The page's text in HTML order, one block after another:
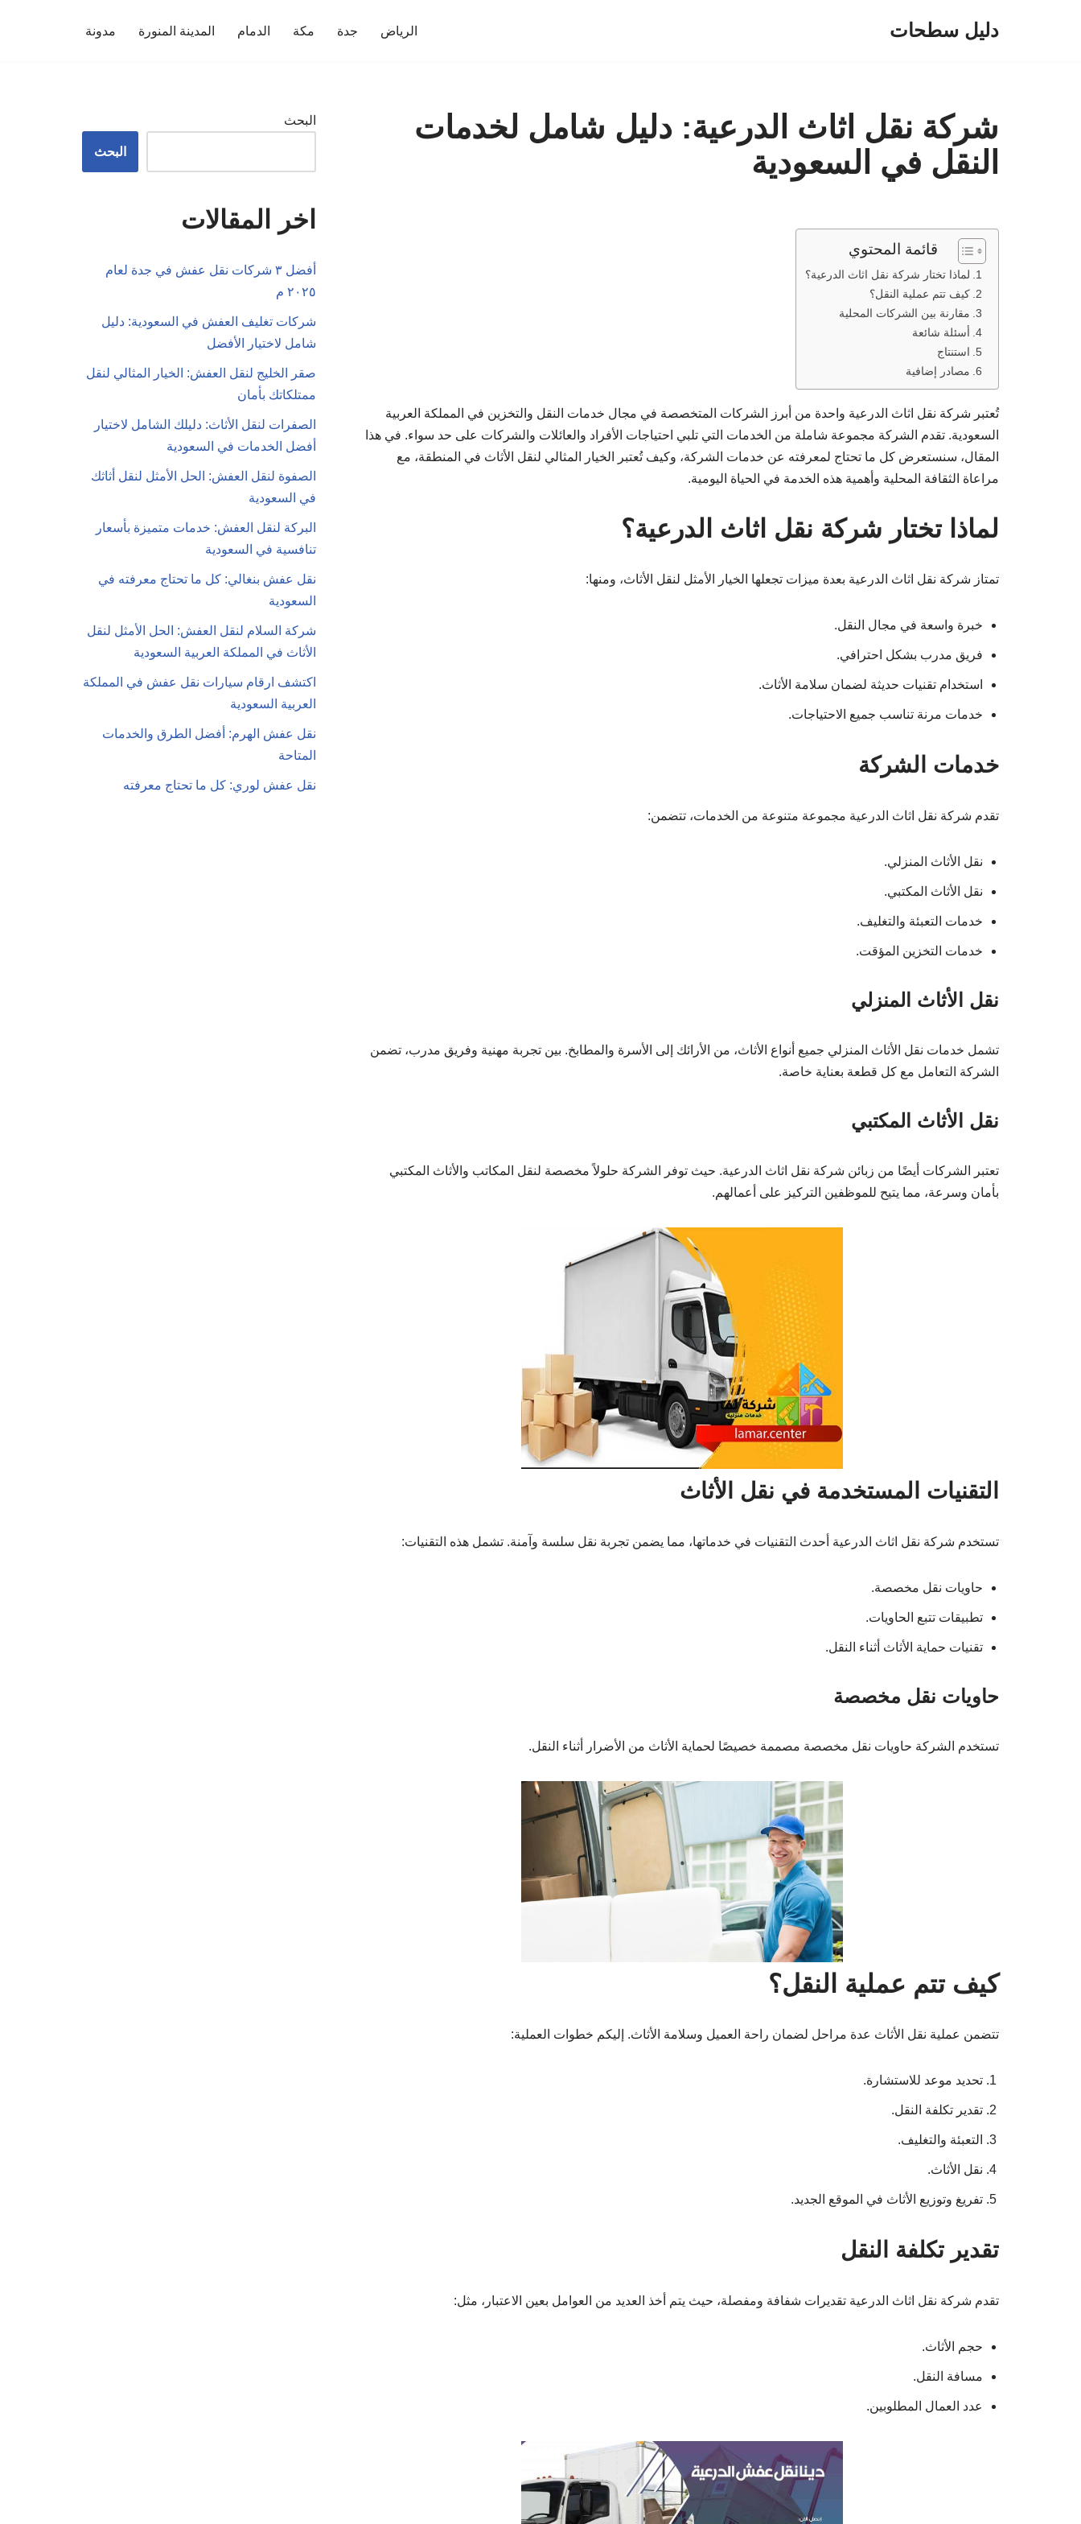
دليل سطحات الرياض جدة مكة الدمام المدينة المنورة مدونة
شركة نقل اثاث الدرعية: دليل شامل لخدمات
النقل في السعودية
قائمة المحتوي
لماذا تختار شركة نقل اثاث الدرعية؟
كيف تتم عملية النقل؟
مقارنة بين الشركات المحلية
أسئلة شائعة
استنتاج
مصادر إضافية
تُعتبر شركة نقل اثاث الدرعية واحدة من أبرز الشركات المتخصصة في مجال خدمات النقل والتخزين في المملكة العربية
السعودية. تقدم الشركة مجموعة شاملة من الخدمات التي تلبي احتياجات الأفراد والعائلات والشركات على حد سواء. في هذا
المقال، سنستعرض كل ما تحتاج لمعرفته عن خدمات الشركة، وكيف تُعتبر الخيار المثالي لنقل الأثاث في المنطقة، مع
مراعاة الثقافة المحلية وأهمية هذه الخدمة في الحياة اليومية.
لماذا تختار شركة نقل اثاث الدرعية؟
تمتاز شركة نقل اثاث الدرعية بعدة ميزات تجعلها الخيار الأمثل لنقل الأثاث، ومنها:
خبرة واسعة في مجال النقل.
فريق مدرب بشكل احترافي.
استخدام تقنيات حديثة لضمان سلامة الأثاث.
خدمات مرنة تناسب جميع الاحتياجات.
خدمات الشركة
تقدم شركة نقل اثاث الدرعية مجموعة متنوعة من الخدمات، تتضمن:
نقل الأثاث المنزلي.
نقل الأثاث المكتبي.
خدمات التعبئة والتغليف.
خدمات التخزين المؤقت.
نقل الأثاث المنزلي
تشمل خدمات نقل الأثاث المنزلي جميع أنواع الأثاث، من الأرائك إلى الأسرة والمطابخ. بين تجربة مهنية وفريق مدرب، تضمن
الشركة التعامل مع كل قطعة بعناية خاصة.
نقل الأثاث المكتبي
تعتبر الشركات أيضًا من زبائن شركة نقل اثاث الدرعية. حيث توفر الشركة حلولاً مخصصة لنقل المكاتب والأثاث المكتبي
بأمان وسرعة، مما يتيح للموظفين التركيز على أعمالهم.
التقنيات المستخدمة في نقل الأثاث
تستخدم شركة نقل اثاث الدرعية أحدث التقنيات في خدماتها، مما يضمن تجربة نقل سلسة وآمنة. تشمل هذه التقنيات:
حاويات نقل مخصصة.
تطبيقات تتبع الحاويات.
تقنيات حماية الأثاث أثناء النقل.
حاويات نقل مخصصة
تستخدم الشركة حاويات نقل مخصصة مصممة خصيصًا لحماية الأثاث من الأضرار أثناء النقل.
كيف تتم عملية النقل؟
تتضمن عملية نقل الأثاث عدة مراحل لضمان راحة العميل وسلامة الأثاث. إليكم خطوات العملية:
تحديد موعد للاستشارة.
تقدير تكلفة النقل.
التعبئة والتغليف.
نقل الأثاث.
تفريغ وتوزيع الأثاث في الموقع الجديد.
تقدير تكلفة النقل
تقدم شركة نقل اثاث الدرعية تقديرات شفافة ومفصلة، حيث يتم أخذ العديد من العوامل بعين الاعتبار، مثل:
حجم الأثاث.
مسافة النقل.
عدد العمال المطلوبين.
البحث
البحث
اخر المقالات
أفضل ٣ شركات نقل عفش في جدة لعام
٢٠٢٥ م
شركات تغليف العفش في السعودية: دليل
شامل لاختيار الأفضل
صقر الخليج لنقل العفش: الخيار المثالي لنقل
ممتلكاتك بأمان
الصفرات لنقل الأثاث: دليلك الشامل لاختيار
أفضل الخدمات في السعودية
الصفوة لنقل العفش: الحل الأمثل لنقل أثاثك
في السعودية
البركة لنقل العفش: خدمات متميزة بأسعار
تنافسية في السعودية
نقل عفش بنغالي: كل ما تحتاج معرفته في
السعودية
شركة السلام لنقل العفش: الحل الأمثل لنقل
الأثاث في المملكة العربية السعودية
اكتشف ارقام سيارات نقل عفش في المملكة
العربية السعودية
نقل عفش الهرم: أفضل الطرق والخدمات
المتاحة
نقل عفش لوري: كل ما تحتاج معرفته